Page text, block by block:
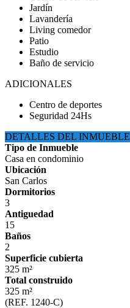
Jardín
Lavandería
Living comedor
Patio
Estudio
Baño de servicio
ADICIONALES
Centro de deportes
Seguridad 24Hs
DETALLES DEL INMUEBLE
Tipo de Inmueble
Casa en condominio
Ubicación
San Carlos
Dormitorios
3
Antiguedad
15
Baños
2
Superficie cubierta
325 m²
Total construido
325 m²
(REF. 1240-C)